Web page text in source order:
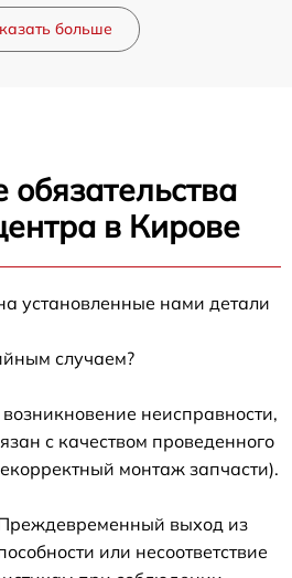
больше
в Кирове
установленные нами детали
случаем?
неисправности,
с качеством проведенного
монтаж запчасти).
выход из
или несоответствие